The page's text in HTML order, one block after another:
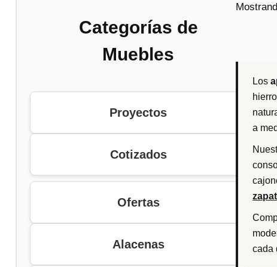
Categorías de
Muebles
Proyectos
Cotizados
Ofertas
Alacenas
Los
a
cada